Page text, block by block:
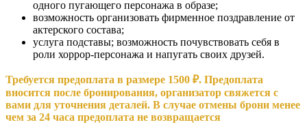
одного пугающего персонажа в образе;
возможность организовать фирменное поздравление от
актерского состава;
услуга подставы; возможность почувствовать себя в
роли хоррор-персонажа и напугать своих друзей.
Требуется предоплата в размере 1500 ₽. Предоплата
вносится после бронирования, организатор свяжется с
вами для уточнения деталей. В случае отмены брони менее
чем за 24 часа предоплата не возвращается